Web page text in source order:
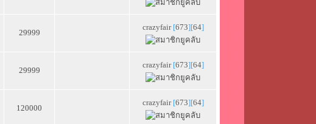
29999
crazyfair [673][64]
29999
crazyfair [673][64]
120000
crazyfair [673][64]